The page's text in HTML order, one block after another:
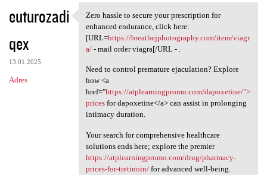
euturozadi
qex
13.01.2025
Adres
Zero hassle to secure your
Zero hassle to secure your prescription for
enhanced endurance, click here:
[URL=https://breathejphotography.com/item/viagr
a/- mail order viagra[/URL - .
Need to control premature ejaculation? Explore
how <a
href="https://atplearningpromo.com/dapoxetine/">
pricesfor dapoxetine</a> can assist in prolonging
intimacy duration.
Your search for comprehensive healthcare
solutions ends here; explore the premier
https://atplearningpromo.com/drug/pharmacy-
prices-for-tretinoin/for advanced well-being.